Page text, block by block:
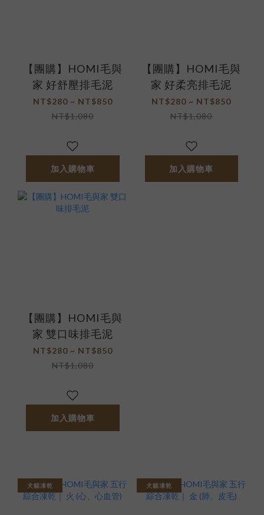
【團購】HOMI毛與
家 好舒壓排毛泥
NT$280 ~ NT$850
NT$1,080
加入購物車
【團購】HOMI毛與
家 好柔亮排毛泥
NT$280 ~ NT$850
NT$1,080
加入購物車
【團購】HOMI毛與
家 雙口味排毛泥
NT$280 ~ NT$850
NT$1,080
加入購物車
犬貓凍乾 犬貓凍乾